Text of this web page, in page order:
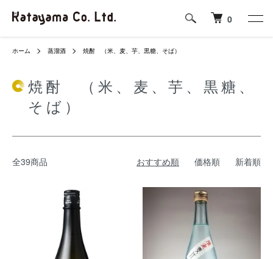
0
ホーム 蒸溜酒 焼酎 （米、麦、芋、黒糖、そば）
焼酎 （米、麦、芋、黒糖、
そば）
全39商品 おすすめ順 価格順 新着順